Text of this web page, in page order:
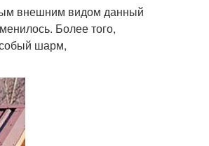
внешним видом данный
Более того,
шарм,